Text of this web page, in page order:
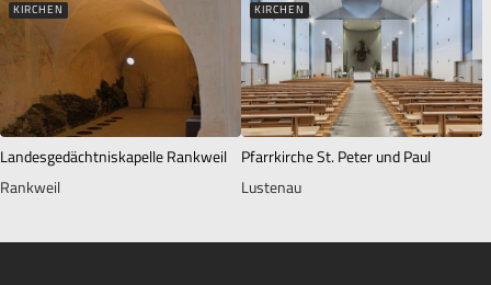
KIRCHEN
Landesgedächtniskapelle Rankweil
Rankweil
KIRCHEN
Pfarrkirche St. Peter und Paul
Lustenau